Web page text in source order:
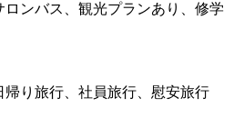
ロンバス、観光プランあり、修学
帰り旅行、社員旅行、慰安旅行